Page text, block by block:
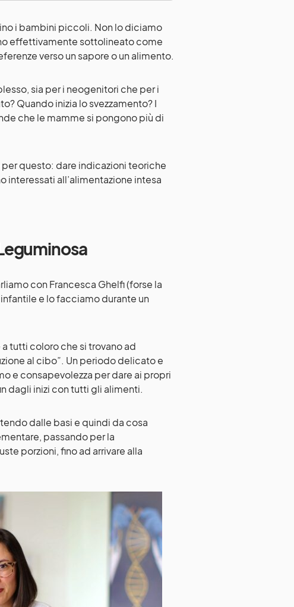
i bambini piccoli. Non lo diciamo
effettivamente sottolineato come
verso un sapore o un alimento.
sia per i neogenitori che per i
Quando inizia lo svezzamento? I
che le mamme si pongono più di
per questo: dare indicazioni teoriche
all’alimentazione intesa
con Francesca Ghelfi (forse la
e lo facciamo durante un
tutti coloro che si trovano ad
al cibo”. Un periodo delicato e
e consapevolezza per dare ai propri
dagli inizi con tutti gli alimenti.
dalle basi e quindi da cosa
passando per la
porzioni, fino ad arrivare alla